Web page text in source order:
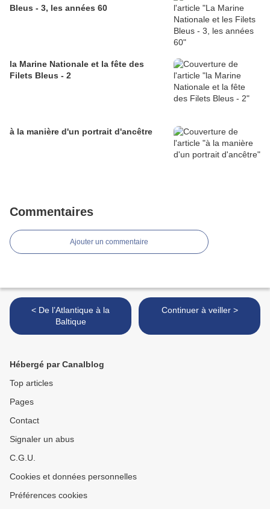
Bleus - 3, les années 60
la Marine Nationale et la fête des
Filets Bleus - 2
à la manière d'un portrait d'ancêtre
Commentaires
Ajouter un commentaire
< De l’Atlantique à la
Baltique
Continuer à veiller >
Hébergé par Canalblog
Top articles
Pages
Contact
Signaler un abus
C.G.U.
Cookies et données personnelles
Préférences cookies